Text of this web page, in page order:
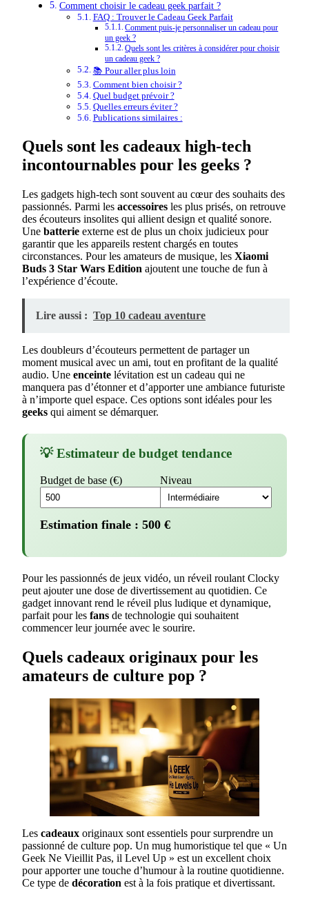
Comment choisir le cadeau geek parfait ?
FAQ : Trouver le Cadeau Geek Parfait
Comment puis-je personnaliser un cadeau pour
un geek ?
Quels sont les critères à considérer pour choisir
un cadeau geek ?
📚 Pour aller plus loin
Comment bien choisir ?
Quel budget prévoir ?
Quelles erreurs éviter ?
Publications similaires :
Quels sont les cadeaux high-tech
incontournables pour les geeks ?
Les gadgets high-tech sont souvent au cœur des souhaits des
passionnés. Parmi les accessoires les plus prisés, on retrouve
des écouteurs insolites qui allient design et qualité sonore.
Une batterie externe est de plus un choix judicieux pour
garantir que les appareils restent chargés en toutes
circonstances. Pour les amateurs de musique, les Xiaomi
Buds 3 Star Wars Edition ajoutent une touche de fun à
l’expérience d’écoute.
Lire aussi : Top 10 cadeau aventure
Les doubleurs d’écouteurs permettent de partager un
moment musical avec un ami, tout en profitant de la qualité
audio. Une enceinte lévitation est un cadeau qui ne
manquera pas d’étonner et d’apporter une ambiance futuriste
à n’importe quel espace. Ces options sont idéales pour les
geeks qui aiment se démarquer.
💡 Estimateur de budget tendance
Budget de base (€) Niveau
Estimation finale : 500 €
Pour les passionnés de jeux vidéo, un réveil roulant Clocky
peut ajouter une dose de divertissement au quotidien. Ce
gadget innovant rend le réveil plus ludique et dynamique,
parfait pour les fans de technologie qui souhaitent
commencer leur journée avec le sourire.
Quels cadeaux originaux pour les
amateurs de culture pop ?
Les cadeaux originaux sont essentiels pour surprendre un
passionné de culture pop. Un mug humoristique tel que « Un
Geek Ne Vieillit Pas, il Level Up » est un excellent choix
pour apporter une touche d’humour à la routine quotidienne.
Ce type de décoration est à la fois pratique et divertissant.